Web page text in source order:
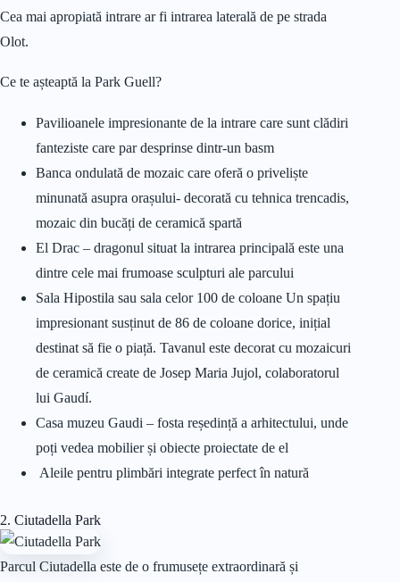
Cea mai apropiată intrare ar fi intrarea laterală de pe strada
Olot.
Ce te așteaptă la Park Guell?
Pavilioanele impresionante de la intrare care sunt clădiri
fanteziste care par desprinse dintr-un basm
Banca ondulată de mozaic care oferă o priveliște
minunată asupra orașului- decorată cu tehnica trencadis,
mozaic din bucăți de ceramică spartă
El Drac – dragonul situat la intrarea principală este una
dintre cele mai frumoase sculpturi ale parcului
Sala Hipostila sau sala celor 100 de coloane Un spațiu
impresionant susținut de 86 de coloane dorice, inițial
destinat să fie o piață. Tavanul este decorat cu mozaicuri
de ceramică create de Josep Maria Jujol, colaboratorul
lui Gaudí.
Casa muzeu Gaudi – fosta reședință a arhitectului, unde
poți vedea mobilier și obiecte proiectate de el
Aleile pentru plimbări integrate perfect în natură
2. Ciutadella Park
Parcul Ciutadella este de o frumusețe extraordinară și